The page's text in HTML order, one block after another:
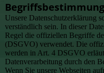
Unsere Datenschutzerklärung
verständlich sein. In dieser
Regel die offiziellen Begriffe
(DSGVO) verwendet. Die
werden in Art. 4 DSGVO
Datenverarbeitung durch den
Wenn Sie unsere Webseiten